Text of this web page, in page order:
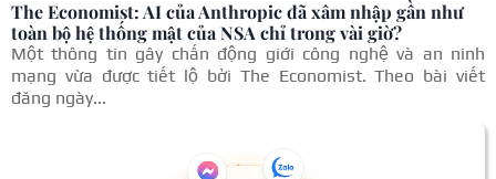
The Economist: AI của Anthropic đã xâm nhập gần như
toàn bộ hệ thống mật của NSA chỉ trong vài giờ?
Một thông tin gây chấn động giới công nghệ và an ninh
mạng vừa được tiết lộ bởi The Economist. Theo bài viết
đăng ngày...